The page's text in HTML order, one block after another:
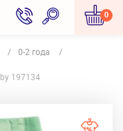
0
0-2 года
197134